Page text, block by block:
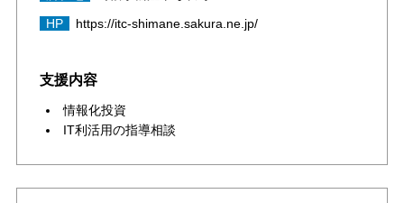
HP
https://itc-shimane.sakura.ne.jp/
支援内容
情報化投資
IT利活用の指導相談